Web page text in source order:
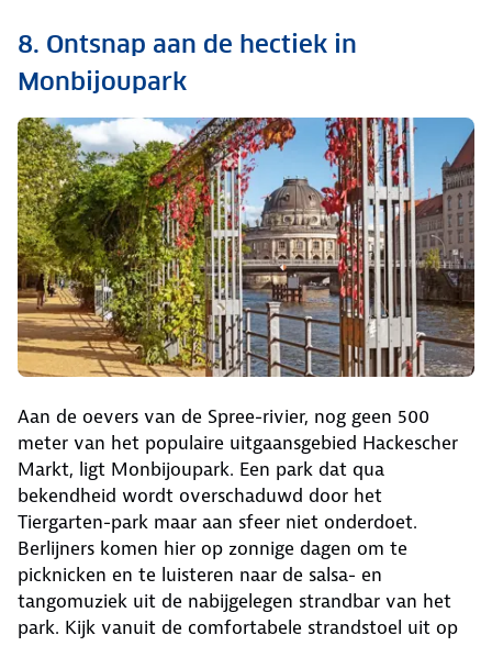
8. Ontsnap aan de hectiek in
Monbijoupark
Aan de oevers van de Spree-rivier, nog geen 500
meter van het populaire uitgaansgebied Hackescher
Markt, ligt Monbijoupark. Een park dat qua
bekendheid wordt overschaduwd door het
Tiergarten-park maar aan sfeer niet onderdoet.
Berlijners komen hier op zonnige dagen om te
picknicken en te luisteren naar de salsa- en
tangomuziek uit de nabijgelegen strandbar van het
park. Kijk vanuit de comfortabele strandstoel uit op